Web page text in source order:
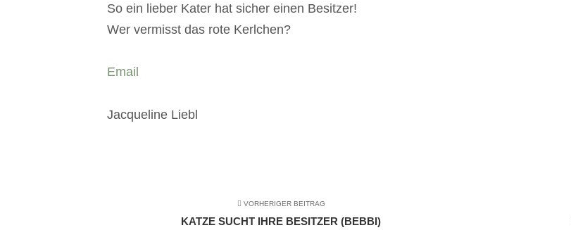
So ein lieber Kater hat sicher einen Besitzer!
Wer vermisst das rote Kerlchen?
Email
Jacqueline Liebl
VORHERIGER BEITRAG
KATZE SUCHT IHRE BESITZER (BEBBI)